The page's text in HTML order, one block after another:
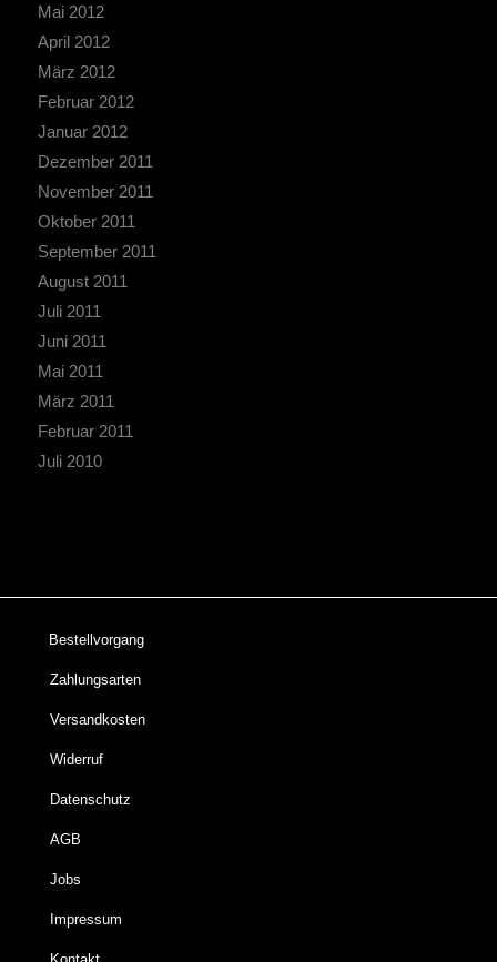
Mai 2012
April 2012
März 2012
Februar 2012
Januar 2012
Dezember 2011
November 2011
Oktober 2011
September 2011
August 2011
Juli 2011
Juni 2011
Mai 2011
März 2011
Februar 2011
Juli 2010
Bestellvorgang
Zahlungsarten
Versandkosten
Widerruf
Datenschutz
AGB
Jobs
Impressum